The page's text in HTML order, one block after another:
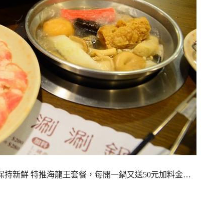
持新鮮 特推海龍王套餐，每開一鍋又送50元加料金…